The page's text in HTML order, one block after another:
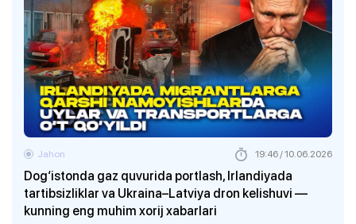
Dog‘istonda gaz quvurida portlash, Irlandiyada
tartibsizliklar va Ukraina–Latviya dron kelishuvi —
kunning eng muhim xorij xabarlari
Jahon 19:46 / 10.06.2026